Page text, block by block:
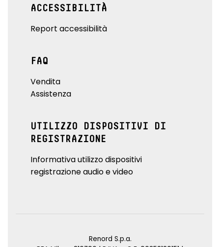
ACCESSIBILITÀ
Report accessibilità
FAQ
Vendita
Assistenza
UTILIZZO DISPOSITIVI DI
REGISTRAZIONE
Informativa utilizzo dispositivi
registrazione audio e video
Renord S.p.a.